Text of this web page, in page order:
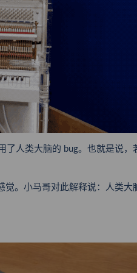
了人类大脑的 bug。也就是说，
觉。小马哥对此解释说：人类大